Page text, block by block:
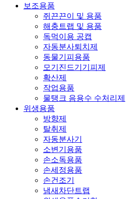
보조용품
쥐끈끈이 및 용품
해충트랩 및 용품
독먹이용 공캡
자동분사퇴치제
동물기피용품
모기진드기기피제
확산제
작업용품
물탱크 음용수 수처리제
위생용품
방향제
탈취제
자동분사기
소변기용품
손소독용품
손세정용품
손건조기
냄새차단트랩